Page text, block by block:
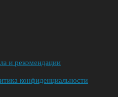
и рекомендации
конфиденциальности